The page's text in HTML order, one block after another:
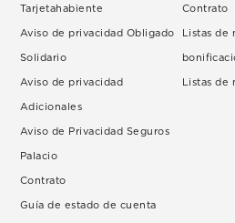
Tarjetahabiente
Aviso de privacidad Obligado
Solidario
Aviso de privacidad
Adicionales
Aviso de Privacidad Seguros
Palacio
Contrato
Guía de estado de cuenta
Contrato
Listas de
Listas de